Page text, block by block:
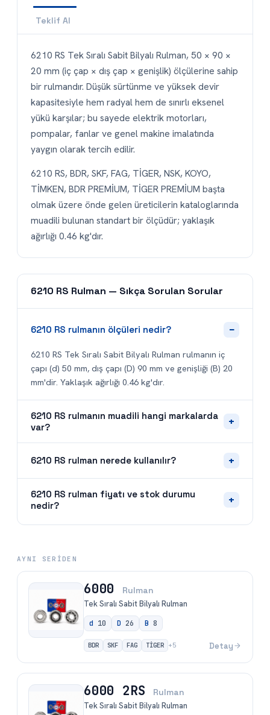
Teklif Al
6210 RS Tek Sıralı Sabit Bilyalı Rulman, 50 × 90 ×
20 mm (iç çap × dış çap × genişlik) ölçülerine sahip
bir rulmandır. Düşük sürtünme ve yüksek devir
kapasitesiyle hem radyal hem de sınırlı eksenel
yükü karşılar; bu sayede elektrik motorları,
pompalar, fanlar ve genel makine imalatında
yaygın olarak tercih edilir.
6210 RS, BDR, SKF, FAG, TİGER, NSK, KOYO,
TİMKEN, BDR PREMİUM, TİGER PREMİUM başta
olmak üzere önde gelen üreticilerin kataloglarında
muadili bulunan standart bir ölçüdür; yaklaşık
ağırlığı 0.46 kg'dır.
6210 RS Rulman — Sıkça Sorulan Sorular
6210 RS rulmanın ölçüleri nedir? −
6210 RS Tek Sıralı Sabit Bilyalı Rulman rulmanın iç
çapı (d) 50 mm, dış çapı (D) 90 mm ve genişliği (B) 20
mm'dir. Yaklaşık ağırlığı 0.46 kg'dır.
6210 RS rulmanın muadili hangi markalarda
var?
+
6210 RS rulman nerede kullanılır? +
6210 RS rulman fiyatı ve stok durumu
nedir?
+
AYNI SERIDEN
6000 Rulman
Tek Sıralı Sabit Bilyalı Rulman
d 10 D 26 B 8
BDR SKF FAG TİGER +5 Detay
6000 2RS Rulman
Tek Sıralı Sabit Bilyalı Rulman